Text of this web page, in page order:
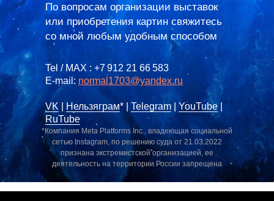
По вопросам организации выставок
или приобретения картин свяжитесь
со мной любым удобным способом
Tel / MAX : +7 912 21 66 583
E-mail: normal1703@yandex.ru
VK Нельзяграм* | Telegram |YouTube
RuTube
*Компания Meta Platforms Inc., владеющая социальной
сетью Instagram, по решению суда от 21.03.2022
признана экстремистской организацией, ее
деятельность на территории России запрещена